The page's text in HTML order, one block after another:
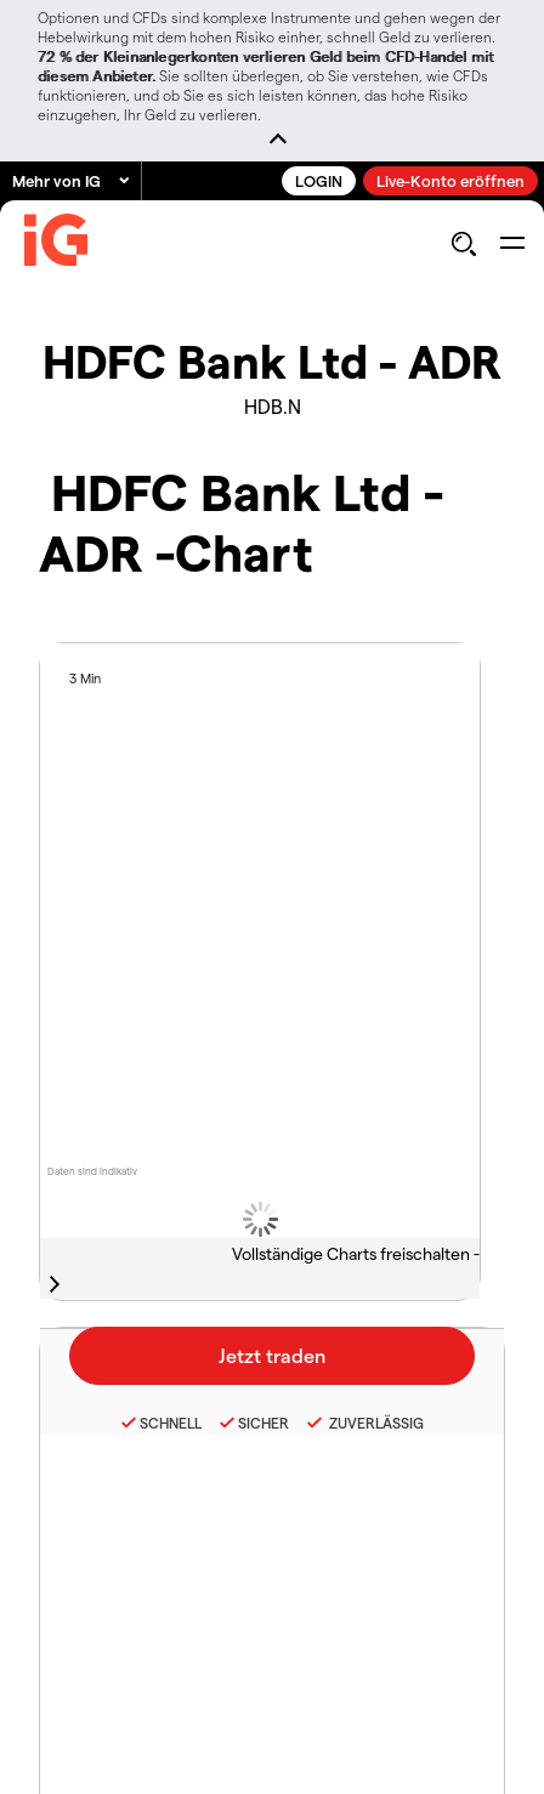
Optionen und CFDs sind komplexe Instrumente und gehen wegen der
Hebelwirkung mit dem hohen Risiko einher, schnell Geld zu verlieren.
72 % der Kleinanlegerkonten verlieren Geld beim CFD-Handel mit
diesem Anbieter. Sie sollten überlegen, ob Sie verstehen, wie CFDs
funktionieren, und ob Sie es sich leisten können, das hohe Risiko
einzugehen, Ihr Geld zu verlieren.
Mehr von IG LOGIN Live-Konto eröffnen
HDFC Bank Ltd - ADR
HDB.N
HDFC Bank Ltd -
ADR -Chart
Daten sind indikativ
3 Min
Vollständige Charts freischalten -
SCHNELL SICHER ZUVERLÄSSIG